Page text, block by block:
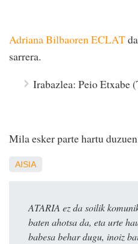
Adriana Bilbaoren ECLAT
sarrera.
Irabazlea: Peio Etxabe
Mila esker parte hartu
AISIA
ATARIA ez da soilik
baten ahotsa da, eta urte
babesa behar dugu, inoiz